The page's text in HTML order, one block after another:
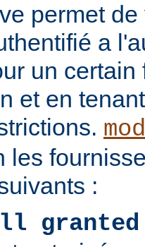
permet
a
un certain
et en
les
:
granted